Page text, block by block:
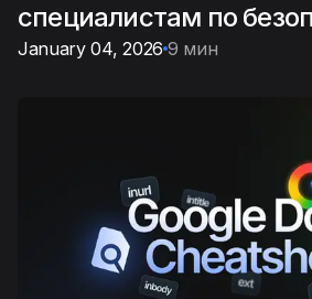
специалистам по
January 04, 2026 9 мин